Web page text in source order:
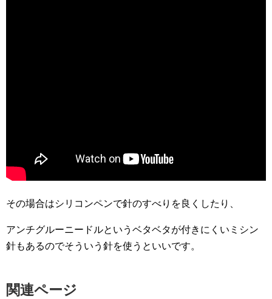
その場合はシリコンペンで針のすべりを良くしたり、
アンチグルーニードルというベタベタが付きにくいミシン
針もあるのでそういう針を使うといいです。
関連ページ